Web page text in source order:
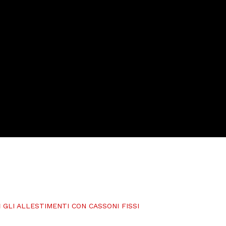
GLI ALLESTIMENTI CON CASSONI FISSI